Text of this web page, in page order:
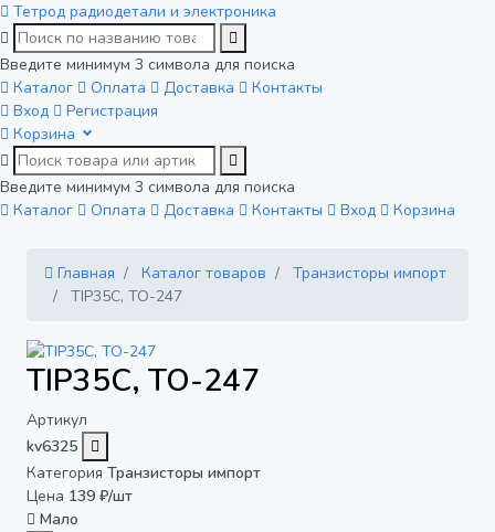
Тетрод радиодетали и электроника
Введите минимум 3 символа для поиска
Каталог
Оплата Доставка
Контакты
Вход
Регистрация
Корзина
Введите минимум 3 символа для поиска
Каталог
Оплата Доставка Контакты Вход Корзина
Главная Каталог товаров
Транзисторы импорт
TIP35C, TO-247
TIP35C, TO-247
Артикул
kv6325
Категория Транзисторы импорт
Цена 139 ₽/шт
Мало